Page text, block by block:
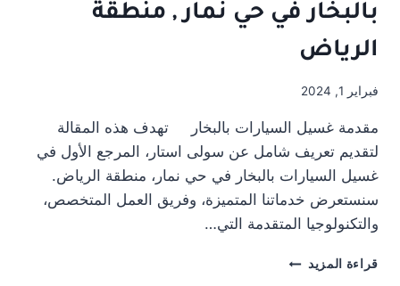
بالبخار في حي نمار , منطقة
الرياض
فبراير 1, 2024
مقدمة غسيل السيارات بالبخار تهدف هذه المقالة
لتقديم تعريف شامل عن سولى استار، المرجع الأول في
غسيل السيارات بالبخار في حي نمار، منطقة الرياض.
سنستعرض خدماتنا المتميزة، وفريق العمل المتخصص،
والتكنولوجيا المتقدمة التي…
قراءة المزيد سولي